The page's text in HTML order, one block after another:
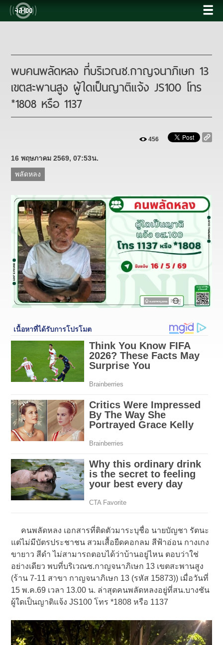
พบคนพลัดหลง ที่บริเวณซ.กาญจนาภิเษก 13
เขตสะพานสูง ผู้ใดเป็นญาติแจ้ง JS100 โทร
*1808 หรือ 1137
456
16 พฤษภาคม 2569, 07:53น.
พลัดหลง
คนพลัดหลง เอกสารที่ติดตัวมาระบุชื่อ นายบัญชา รัตนะ
แต่ไม่มีบัตรประชาชน สวมเสื้อยืดคอกลม สีฟ้าอ่อน กางเกง
ขายาว สีดำ ไม่สามารถตอบได้ว่าบ้านอยู่ไหน ตอบว่าใช่
อย่างเดียว พบที่บริเวณซ.กาญจนาภิเษก 13 เขตสะพานสูง
(ร้าน 7-11 สาขา กาญจนาภิเษก 13 (รหัส 15873)) เมื่อวันที่
15 พ.ค.69 เวลา 13.00 น. ล่าสุดคนพลัดหลงอยู่ที่สน.บางชัน
ผู้ใดเป็นญาติแจ้ง JS100 โทร *1808 หรือ 1137